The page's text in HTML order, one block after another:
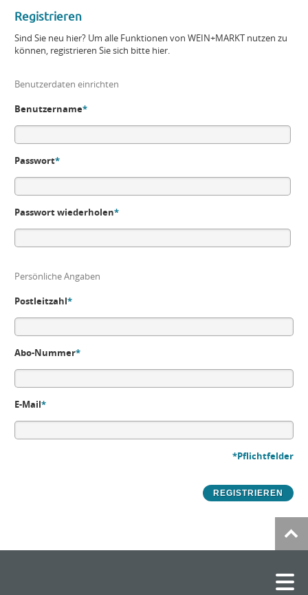
Registrieren
Sind Sie neu hier? Um alle Funktionen von WEIN+MARKT nutzen zu
können, registrieren Sie sich bitte hier.
Benutzerdaten einrichten
Benutzername*
Passwort*
Passwort wiederholen*
Persönliche Angaben
Postleitzahl*
Abo-Nummer*
E-Mail*
*Pflichtfelder